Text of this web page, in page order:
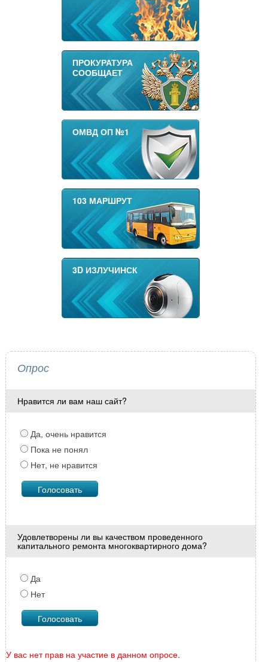
ПРОКУРАТУРА
СООБЩАЕТ
ОМВД ОП №1
103 МАРШРУТ
3D ИЗЛУЧИНСК
Опрос
Нравится ли вам наш сайт?
Да, очень нравится
Пока не понял
Нет, не нравится
Удовлетворены ли вы качеством проведенного
капитального ремонта многоквартирного дома?
Да
Нет
У вас нет прав на участие в данном опросе.